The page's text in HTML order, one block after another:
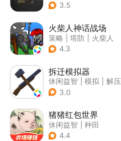
3.5
火柴人神话战场
策略 塔防
火柴人
| 休闲益智
4.3
拆迁模拟器
休闲益智 模拟
解压
| 写实
3.0
猪猪红包世界
休闲益智
种田
| 田园生活
4.4